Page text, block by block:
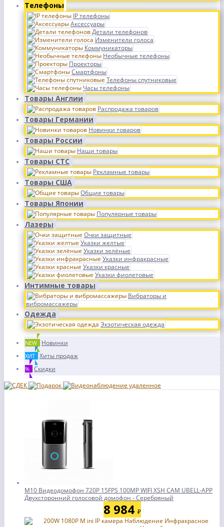
Телефоны
IP телефоны
Аксессуары
Детали телефонов
Изменители голоса
Коммуникаторы
Необычные телефоны
Проекторы
Смартфоны
Телефоны спутниковые
Часы телефоны
Товары Англии
Распродажа товаров
Товары Германии
Новинки товаров
Товары России
Наши товары
Товары СТС
Рекламные товары
Товары США
Общие товары
Товары Японии
Популярные товары
Лазеры
Очки защитные
Указки желтые
Указки зелёные
Указки инфракрасные
Указки красные
Указки фиолетовые
Интимные товары
Вибраторы и
вибромассажеры
Одежда
Экзотическая одежда
NEW Новинки
ХИТ Хиты продаж
% Скидки
M10 Видеодомофон 720P 15FPS 100MP WIFI XSH CAM UBELL-APP
Двухсторонний голосовой домофон - Серебряный
8 984 ₽